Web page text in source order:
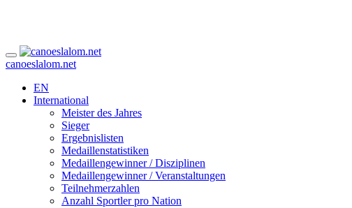
canoeslalom.net
EN
International
Meister des Jahres
Sieger
Ergebnislisten
Medaillenstatistiken
Medaillengewinner / Disziplinen
Medaillengewinner / Veranstaltungen
Teilnehmerzahlen
Anzahl Sportler pro Nation